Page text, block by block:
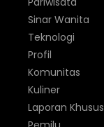
Sinar Wanita
Teknologi
Profil
Komunitas
Kuliner
Laporan Khusus